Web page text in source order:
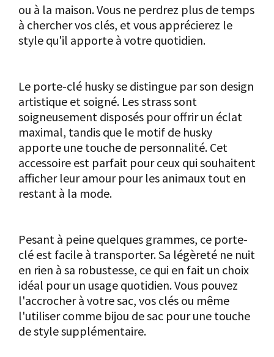
ou à la maison. Vous ne perdrez plus de temps
à chercher vos clés, et vous apprécierez le
style qu'il apporte à votre quotidien.
Le porte-clé husky se distingue par son design
artistique et soigné. Les strass sont
soigneusement disposés pour offrir un éclat
maximal, tandis que le motif de husky
apporte une touche de personnalité. Cet
accessoire est parfait pour ceux qui souhaitent
afficher leur amour pour les animaux tout en
restant à la mode.
Pesant à peine quelques grammes, ce porte-
clé est facile à transporter. Sa légèreté ne nuit
en rien à sa robustesse, ce qui en fait un choix
idéal pour un usage quotidien. Vous pouvez
l'accrocher à votre sac, vos clés ou même
l'utiliser comme bijou de sac pour une touche
de style supplémentaire.